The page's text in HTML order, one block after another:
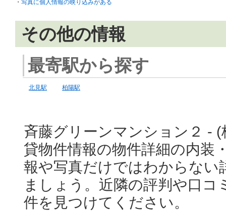
・ 写真に個人情報の映り込みがある
その他の情報
最寄駅から探す
北見駅 柏陽駅
斉藤グリーンマンション２ -
貸物件情報の物件詳細の内装
報や写真だけではわからない
ましょう。近隣の評判や口
件を見つけてください。